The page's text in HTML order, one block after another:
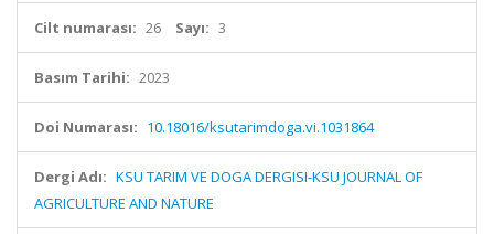
Cilt numarası: 26 Sayı: 3
Basım Tarihi: 2023
Doi Numarası: 10.18016/ksutarimdoga.vi.1031864
Dergi Adı: KSU TARIM VE DOGA DERGISI-KSU JOURNAL OF
AGRICULTURE AND NATURE